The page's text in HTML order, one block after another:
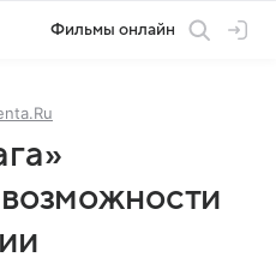
Фильмы онлайн